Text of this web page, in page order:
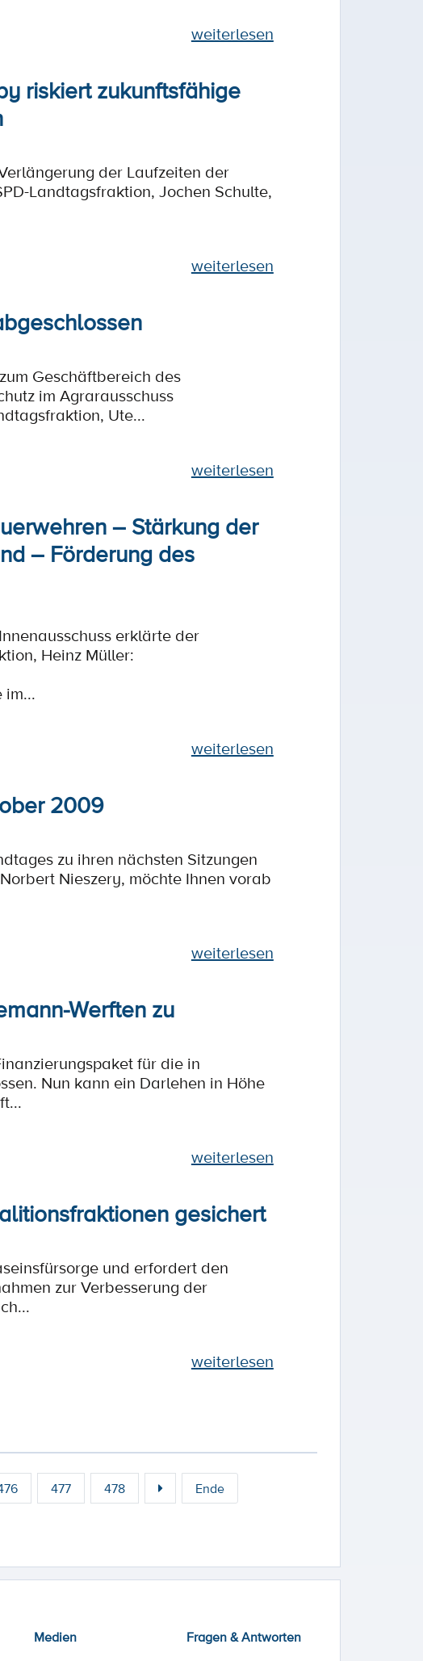
weiterlesen
riskiert zukunftsfähige
der Laufzeiten der
Landtagsfraktion, Jochen Schulte,
weiterlesen
Geschäftbereich des
im Agrarausschuss
Ute...
weiterlesen
– Stärkung der
– Förderung des
erklärte der
Heinz Müller:
im...
weiterlesen
2009
zu ihren nächsten Sitzungen
Nieszery, möchte Ihnen vorab
weiterlesen
Werften zu
für die in
Nun kann ein Darlehen in Höhe
weiterlesen
gesichert
und erfordert den
zur Verbesserung der
weiterlesen
477 478 Ende
Medien Fragen & Antworten